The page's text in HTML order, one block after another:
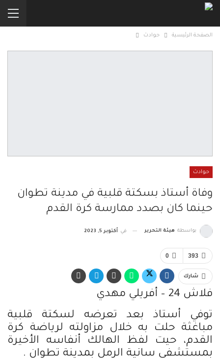
الصفحة الرئيسية حوادث
حوادث
وفاة أستاذ بسكتة قلبية في مدينة تطوان
حينما كان بصدد ممارسة كرة القدم
بواسطة هيئة التحرير في أكتوبر 5, 2023
0 393
شارك
فلاش 24 – أفريلي مهدي
توفي أستاذ بعد تعرضه لسكتة قلبية
مباغثة حلت به خلال مزاولته لرياضة كرة
القدم، حيت لفظ الهالك أنفاسه الأخيرة
بمستشفى سانية الرمل بمدينة تطوان .